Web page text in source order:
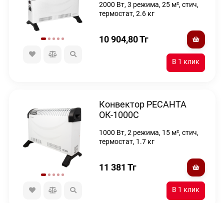
2000 Вт, 3 режима, 25 м², стич,
термостат, 2.6 кг
10 904,80Тг
Конвектор РЕСАНТА
ОК-1000С
1000 Вт, 2 режима, 15 м², стич,
термостат, 1.7 кг
11 381 Тг